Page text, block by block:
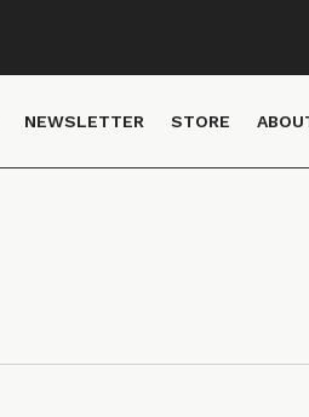
NEWSLETTER STORE